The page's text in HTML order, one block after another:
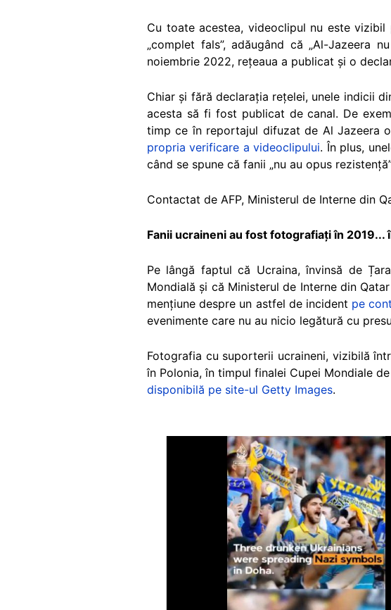
Cu toate acestea, videoclipul nu este
„complet fals”, adăugând că „Al-Jazeera
noiembrie 2022, rețeaua a publicat și o
Chiar și fără declarația rețelei, unele indicii
acesta să fi fost publicat de canal. De
timp ce în reportajul difuzat de Al Jazeera
propria verificare a videoclipului. În plus,
când se spune că fanii „nu au opus
Contactat de AFP, Ministerul de Interne din
Fanii ucraineni au fost fotografiați în 2019...
Pe lângă faptul că Ucraina, învinsă de
Mondială și că Ministerul de Interne din
mențiune despre un astfel de incident pe
evenimente care nu au nicio legătură cu
Fotografia cu suporterii ucraineni, vizibilă
în Polonia, în timpul finalei Cupei Mondiale
disponibilă pe site-ul Getty Images.